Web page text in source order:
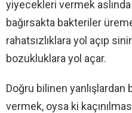
yiyecekleri vermek
bağırsakta bakteriler
rahatsızlıklara yol açıp
bozukluklara yol açar.
Doğru bilinen
vermek, oysa ki